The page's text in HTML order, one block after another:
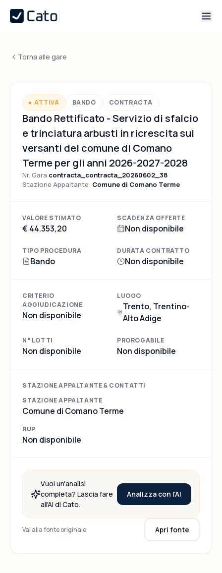
Torna alle gare
ATTIVA BANDO CONTRACTA
Bando Rettificato - Servizio di sfalcio
e trinciatura arbusti in ricrescita sui
versanti del comune di Comano
Terme per gli anni 2026-2027-2028
Nr. Gara contracta_contracta_20260602_38
Stazione Appaltante: Comune di Comano Terme
VALORE STIMATO
€ 44.353,20
SCADENZA OFFERTE
Non disponibile
TIPO PROCEDURA
Bando
DURATA CONTRATTO
Non disponibile
CRITERIO
AGGIUDICAZIONE
Non disponibile
LUOGO
Trento, Trentino-
Alto Adige
N° LOTTI
Non disponibile
PROROGABILE
Non disponibile
STAZIONE APPALTANTE & CONTATTI
STAZIONE APPALTANTE
Comune di Comano Terme
RUP
Non disponibile
Vuoi un'analisi
completa? Lascia fare
all'AI di Cato.
Analizza con l'AI
Vai alla fonte originale Apri fonte